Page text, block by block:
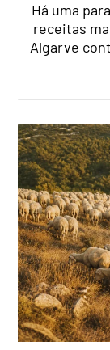
Há uma
receitas
Algarve